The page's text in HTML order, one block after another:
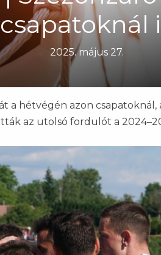
csapatoknál
2025. május 27.
a hétvégén azon csapatoknál,
az utolsó fordulót a